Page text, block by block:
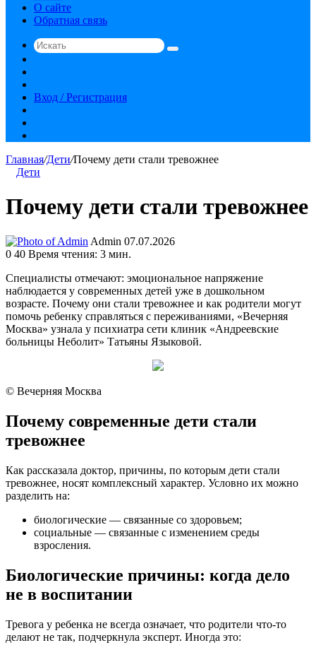
О сайте
Обратная связь
Искать
статья
Вход / Регистрация
Главная/Дети/Почему дети стали тревожнее
Дети
Почему дети стали тревожнее
Admin Send
an
07.07.2026
0 40 Время чтения: 3 мин.
Специалисты отмечают: эмоциональное напряжение
наблюдается у современных детей уже в дошкольном
возрасте. Почему они стали тревожнее и как родители могут
помочь ребенку справляться с переживаниями, «Вечерняя
Москва» узнала у психиатра сети клиник «Андреевские
больницы Неболит» Татьяны Языковой.
© Вечерняя Москва
Почему современные дети стали
тревожнее
Как рассказала доктор, причины, по которым дети стали
тревожнее, носят комплексный характер. Условно их можно
разделить на:
биологические — связанные со здоровьем;
социальные — связанные с изменением среды
взросления.
Биологические причины: когда дело
не в воспитании
Тревога у ребенка не всегда означает, что родители что-то
делают не так, подчеркнула эксперт. Иногда это: